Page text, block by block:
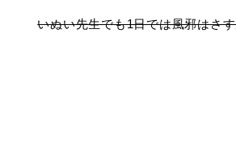
いぬい先生でも1日では風邪はさ